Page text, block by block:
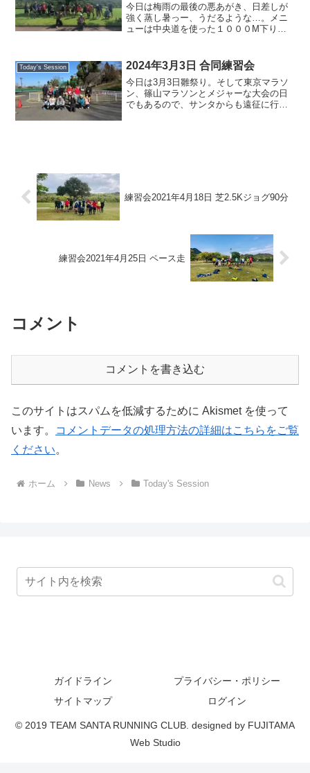
今日は梅雨の最後の悪あがき、日差しが
強く蒸し暑っー、うだるような…。メニ
ューは中央道を使った１０００M下りの
めこむ。客観的に見て、よくこの暑い中
スピード練習できるなぁと...
Today's Session 2024年3月3日 合同練習会
今日は3月3日雛祭り。そして東京マラソ
ン、篠山マラソンとメジャーな大会の日
でもあるので、サンタからも遠征に行っ
練習会2021年4月18日 芝2.5Kジョグ90分
練習会2021年4月25日 ペース走
コメント
コメントを書き込む
このサイトはスパムを低減するために Akismet を使って
います。
コメントデータの処理方法の詳細はこちらをご覧
ください。
ホーム News Today's Session
ガイドライン
プライバシー・ポリシー
サイトマップ
ログイン
© 2019 TEAM SANTA RUNNING CLUB. designed by FUJITAMA
Web Studio